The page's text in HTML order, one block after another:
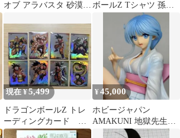
オブ アラバスタ 砂漠の ボールZ Tシャツ 孫悟
空 赤ちゃん 幼少期 希
少 レア
現在 ¥5,499
ドラゴンボールZ トレ
ーディングカード キ
ラカード 8枚 2003
¥45,000
ホビージャパン
AMAKUNI 地獄先生ぬ
～べ～ ゆきめ